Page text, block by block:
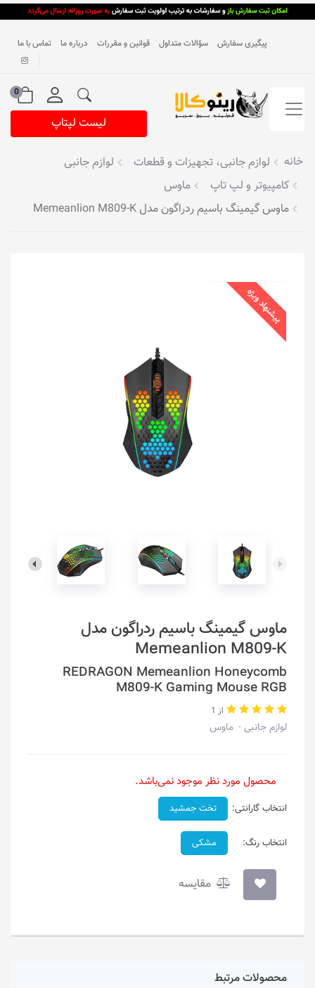
پیگیری سفارش سؤالات متداول قوانین و مقررات درباره ما تماس با ما
0
لیست لپتاپ
خانه لوازم جانبی، تجهیزات و قطعات
لوازم جانبی
کامپیوتر و لپ تاپ
ماوس
ماوس گیمینگ ‌باسیم ردراگون مدل Memeanlion M809-K
پیشنهاد ویژه
ماوس گیمینگ ‌باسیم ردراگون مدل
Memeanlion M809-K
REDRAGON Memeanlion Honeycomb
M809-K Gaming Mouse RGB
از 1
لوازم جانبی ماوس
محصول مورد نظر موجود نمی‌باشد.
انتخاب گارانتی: تخت جمشید
انتخاب رنگ: مشکی
مقایسه
محصولات مرتبط